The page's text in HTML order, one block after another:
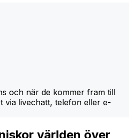
och när de kommer fram till
via livechatt, telefon eller e-
världen över